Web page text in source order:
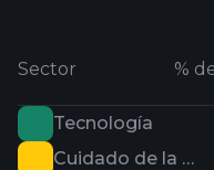
Sector %
Tecnología
Cuidado de la Salud